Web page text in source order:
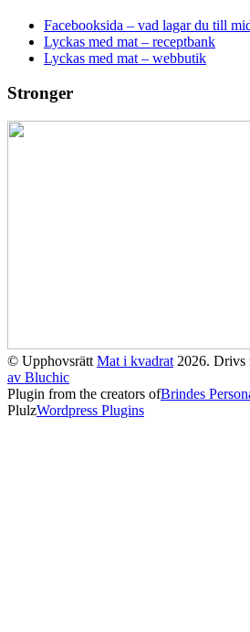
Facebooksida – vad lagar du till
Lyckas med mat – receptbank
Lyckas med mat – webbutik
Stronger
© Upphovsrätt Mat i kvadrat 2026. Drivs
av Bluchic
Plugin from the creators ofBrindes
PlulzWordpress Plugins